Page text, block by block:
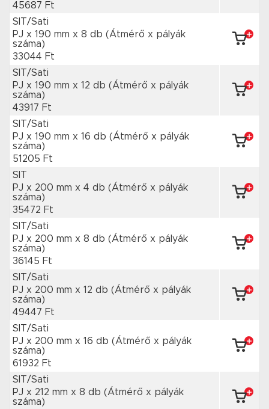
45687 Ft
SIT/Sati
PJ x 190 mm x 8 db (Átmérő x pályák
száma)
33044 Ft
SIT/Sati
PJ x 190 mm x 12 db (Átmérő x pályák
száma)
43917 Ft
SIT/Sati
PJ x 190 mm x 16 db (Átmérő x pályák
száma)
51205 Ft
SIT
PJ x 200 mm x 4 db (Átmérő x pályák
száma)
35472 Ft
SIT/Sati
PJ x 200 mm x 8 db (Átmérő x pályák
száma)
36145 Ft
SIT/Sati
PJ x 200 mm x 12 db (Átmérő x pályák
száma)
49447 Ft
SIT/Sati
PJ x 200 mm x 16 db (Átmérő x pályák
száma)
61932 Ft
SIT/Sati
PJ x 212 mm x 8 db (Átmérő x pályák
száma)